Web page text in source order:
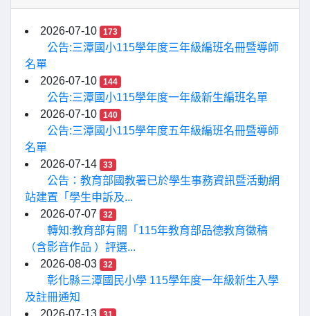
2026-07-10 173
公告:三潭國小115學年度三年級編班名冊暨導師
名單
2026-07-10
144
公告:三潭國小115學年度一年級新生編班名單
2026-07-10
140
公告:三潭國小115學年度五年級編班名冊暨導師
名單
2026-07-14
33
公告：教育部國教署已於學生事務資訊暨活動網
站建置「學生申訴及...
2026-07-07
32
轉知:教育部有關「115年教育部品德教育徵稿
（含影音作品 ）評選...
2026-08-03
32
彰化縣三潭國民小學 115學年度一年級新生入學
及註冊通知
2026-07-13